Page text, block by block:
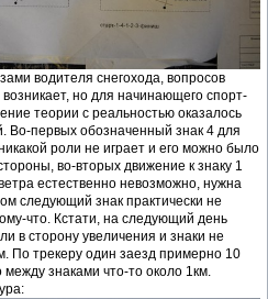
водителя снегохода, вопросов
но для начинающего спорт-
теории с реальностью оказалось
Во-первых обозначенный знак 4 для
роли не играет и его можно было
во-вторых движение к знаку 1
естественно невозможно, нужна
следующий знак практически не
что. Кстати, на следующий день
в сторону увеличения и знаки не
По трекеру один заезд примерно 10
между знаками что-то около 1км.